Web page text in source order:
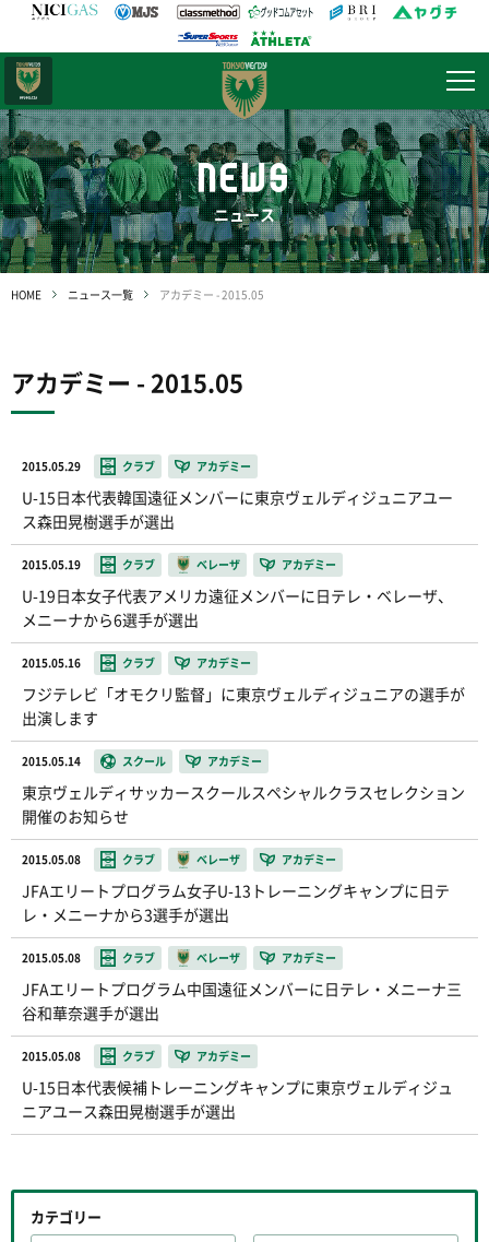
NEWS
ニュース
HOME ニュース一覧 アカデミー - 2015.05
アカデミー - 2015.05
2015.05.29 クラブ アカデミー
U-15日本代表韓国遠征メンバーに東京ヴェルディジュニアユー
ス森田晃樹選手が選出
2015.05.19 クラブ ベレーザ アカデミー
U-19日本女子代表アメリカ遠征メンバーに日テレ・ベレーザ、
メニーナから6選手が選出
2015.05.16 クラブ アカデミー
フジテレビ「オモクリ監督」に東京ヴェルディジュニアの選手が
出演します
2015.05.14 スクール アカデミー
東京ヴェルディサッカースクールスペシャルクラスセレクション
開催のお知らせ
2015.05.08 クラブ ベレーザ アカデミー
JFAエリートプログラム女子U-13トレーニングキャンプに日テ
レ・メニーナから3選手が選出
2015.05.08 クラブ ベレーザ アカデミー
JFAエリートプログラム中国遠征メンバーに日テレ・メニーナ三
谷和華奈選手が選出
2015.05.08 クラブ アカデミー
U-15日本代表候補トレーニングキャンプに東京ヴェルディジュ
ニアユース森田晃樹選手が選出
カテゴリー